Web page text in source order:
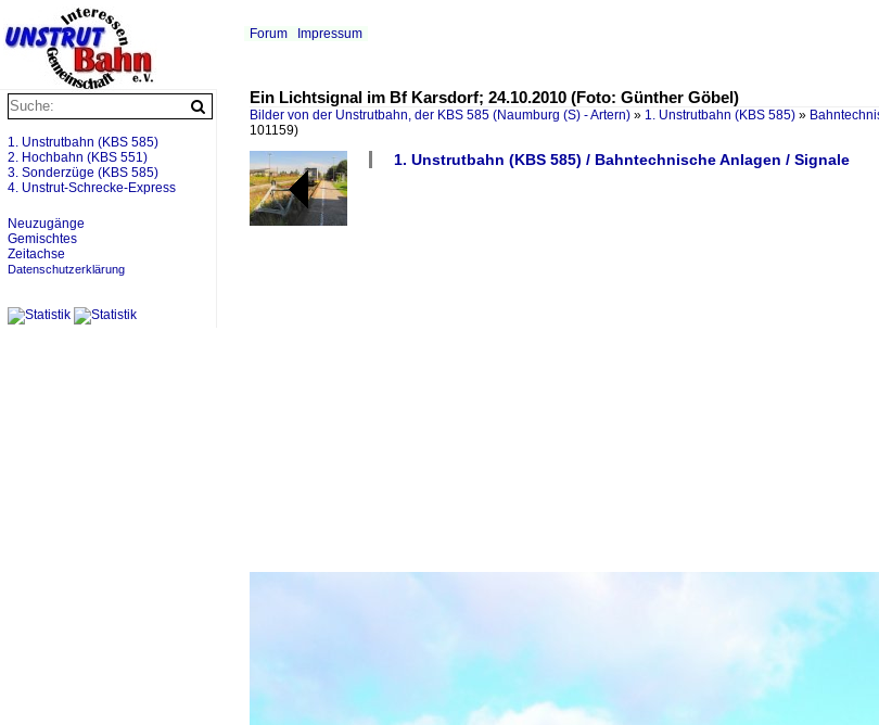
Forum Impressum
Ein Lichtsignal im Bf Karsdorf; 24.10.2010 (Foto: Günther Göbel)
Bilder von der Unstrutbahn, der KBS 585 (Naumburg (S) - Artern) » 1. Unstrutbahn (KBS 585) »
101159)
1. Unstrutbahn (KBS 585) / Bahntechnische Anlagen / Signale
1. Unstrutbahn (KBS 585)
2. Hochbahn (KBS 551)
3. Sonderzüge (KBS 585)
4. Unstrut-Schrecke-Express
Neuzugänge
Gemischtes
Zeitachse
Datenschutzerklärung